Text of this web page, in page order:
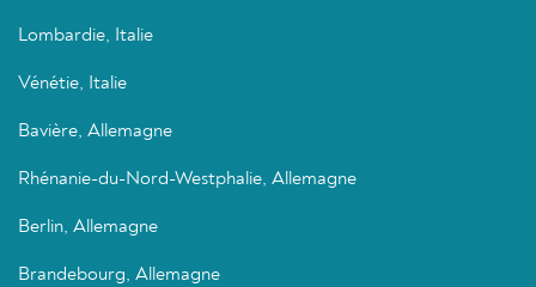
Lombardie, Italie
Vénétie, Italie
Bavière, Allemagne
Rhénanie-du-Nord-Westphalie, Allemagne
Berlin, Allemagne
Brandebourg, Allemagne